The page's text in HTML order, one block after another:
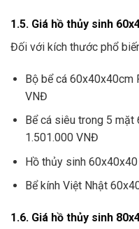
1.5. Giá hồ thủy sinh
Đối với kích thước phổ
Bộ bể cá 60x40x40cm
VNĐ
Bể cá siêu trong 5
1.501.000 VNĐ
Hồ thủy sinh
Bể kính Việt Nhật
1.6. Giá hồ thủy sinh